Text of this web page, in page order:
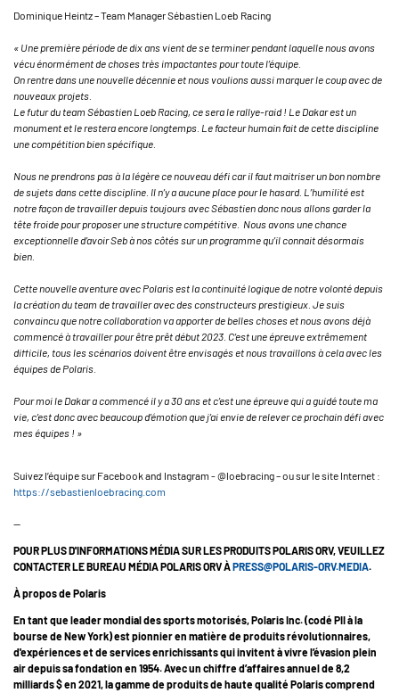
Dominique Heintz – Team Manager Sébastien Loeb Racing
« Une première période de dix ans vient de se terminer pendant laquelle nous avons
vécu énormément de choses très impactantes pour toute l’équipe.
On rentre dans une nouvelle décennie et nous voulions aussi marquer le coup avec de
nouveaux projets.
Le futur du team Sébastien Loeb Racing, ce sera le rallye-raid ! Le Dakar est un
monument et le restera encore longtemps. Le facteur humain fait de cette discipline
une compétition bien spécifique.
Nous ne prendrons pas à la légère ce nouveau défi car il faut maitriser un bon nombre
de sujets dans cette discipline. Il n’y a aucune place pour le hasard. L’humilité est
notre façon de travailler depuis toujours avec Sébastien donc nous allons garder la
tête froide pour proposer une structure compétitive. Nous avons une chance
exceptionnelle d’avoir Seb à nos côtés sur un programme qu’il connait désormais
bien.
Cette nouvelle aventure avec Polaris est la continuité logique de notre volonté depuis
la création du team de travailler avec des constructeurs prestigieux. Je suis
convaincu que notre collaboration va apporter de belles choses et nous avons déjà
commencé à travailler pour être prêt début 2023. C’est une épreuve extrêmement
difficile, tous les scénarios doivent être envisagés et nous travaillons à cela avec les
équipes de Polaris.
Pour moi le Dakar a commencé il y a 30 ans et c’est une épreuve qui a guidé toute ma
vie, c’est donc avec beaucoup d’émotion que j’ai envie de relever ce prochain défi avec
mes équipes ! »
Suivez l’équipe sur Facebook and Instagram - @loebracing – ou sur le site Internet :
https://sebastienloebracing.com
--
POUR PLUS D'INFORMATIONS MÉDIA SUR LES PRODUITS POLARIS ORV, VEUILLEZ
CONTACTER LE BUREAU MÉDIA POLARIS ORV ÀPRESS@POLARIS-ORV.MEDIA.
À propos de Polaris
En tant que leader mondial des sports motorisés, Polaris Inc. (codé PII à la
bourse de New York) est pionnier en matière de produits révolutionnaires,
d'expériences et de services enrichissants qui invitent à vivre l’évasion plein
air depuis sa fondation en 1954. Avec un chiffre d’affaires annuel de 8,2
milliards $ en 2021, la gamme de produits de haute qualité Polaris comprend